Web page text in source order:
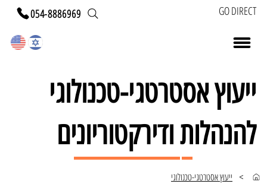
054-8886969 GO DIRECT
ייעוץ אסטרטגי-טכנולוגי
להנהלות ודירקטוריונים
> ייעוץ אסטרטגי-טכנולוגי